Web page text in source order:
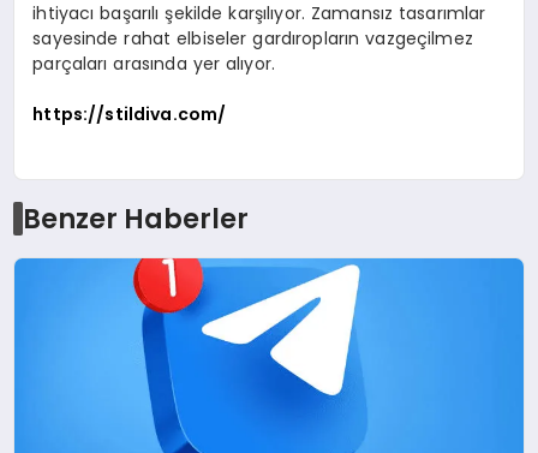
ihtiyacı başarılı şekilde karşılıyor. Zamansız tasarımlar
sayesinde rahat elbiseler gardıropların vazgeçilmez
parçaları arasında yer alıyor.
https://stildiva.com/
Benzer Haberler